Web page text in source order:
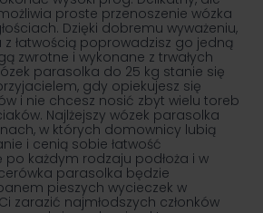
proste przenoszenie wózka
Dzięki dobremu wyważeniu,
z łatwością poprowadzisz go jedną
zwrotne i wykonane z trwałych
parasolka do 25 kg stanie się
gdy opiekujesz się
i nie chcesz nosić zbyt wielu toreb
Najlżejszy wózek parasolka
w których domownicy lubią
i cenią sobie łatwość
po każdym rodzaju podłoża i w
parasolka będzie
pieszych wycieczek w
zarazić najmłodszych członków